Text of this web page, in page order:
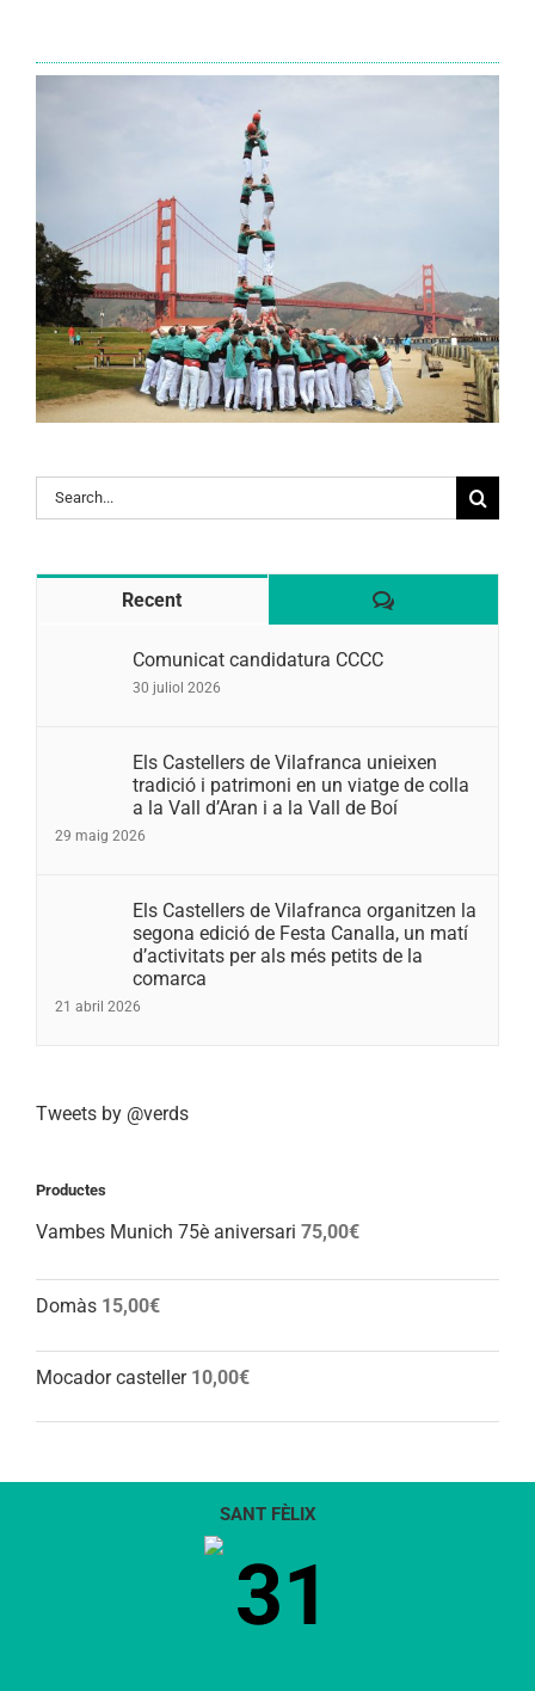
Search
for:
Recent Comentaris
Comunicat candidatura CCCC
30 juliol 2026
Els Castellers de Vilafranca unieixen
tradició i patrimoni en un viatge de colla
a la Vall d’Aran i a la Vall de Boí
29 maig 2026
Els Castellers de Vilafranca organitzen la
segona edició de Festa Canalla, un matí
d’activitats per als més petits de la
comarca
21 abril 2026
Tweets by @verds
Productes
Vambes Munich 75è aniversari 75,00€
Domàs 15,00€
Mocador casteller 10,00€
SANT FÈLIX
31